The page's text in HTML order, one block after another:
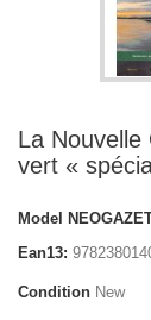
La Nouvelle
vert «
Model
Ean13:
Condition New